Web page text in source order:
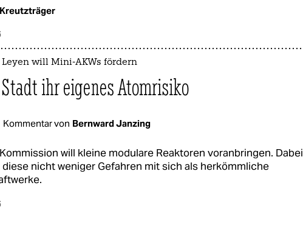
Leyen will Mini-AKWs fördern
ihr eigenes Atomrisiko
Kommentar von Bernward Janzing
will kleine modulare Reaktoren voranbringen. Dabei
nicht weniger Gefahren mit sich als herkömmliche